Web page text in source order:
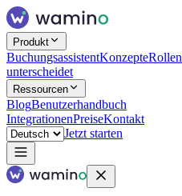
Produkt
BuchungsassistentKonzepteRollen
unterscheidet
Ressourcen
BlogBenutzerhandbuch
IntegrationenPreiseKontakt
Jetzt starten